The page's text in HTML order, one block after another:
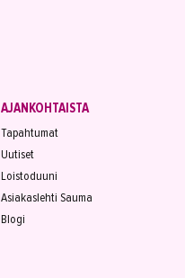
AJANKOHTAISTA
Tapahtumat
Uutiset
Loistoduuni
Asiakaslehti Sauma
Blogi